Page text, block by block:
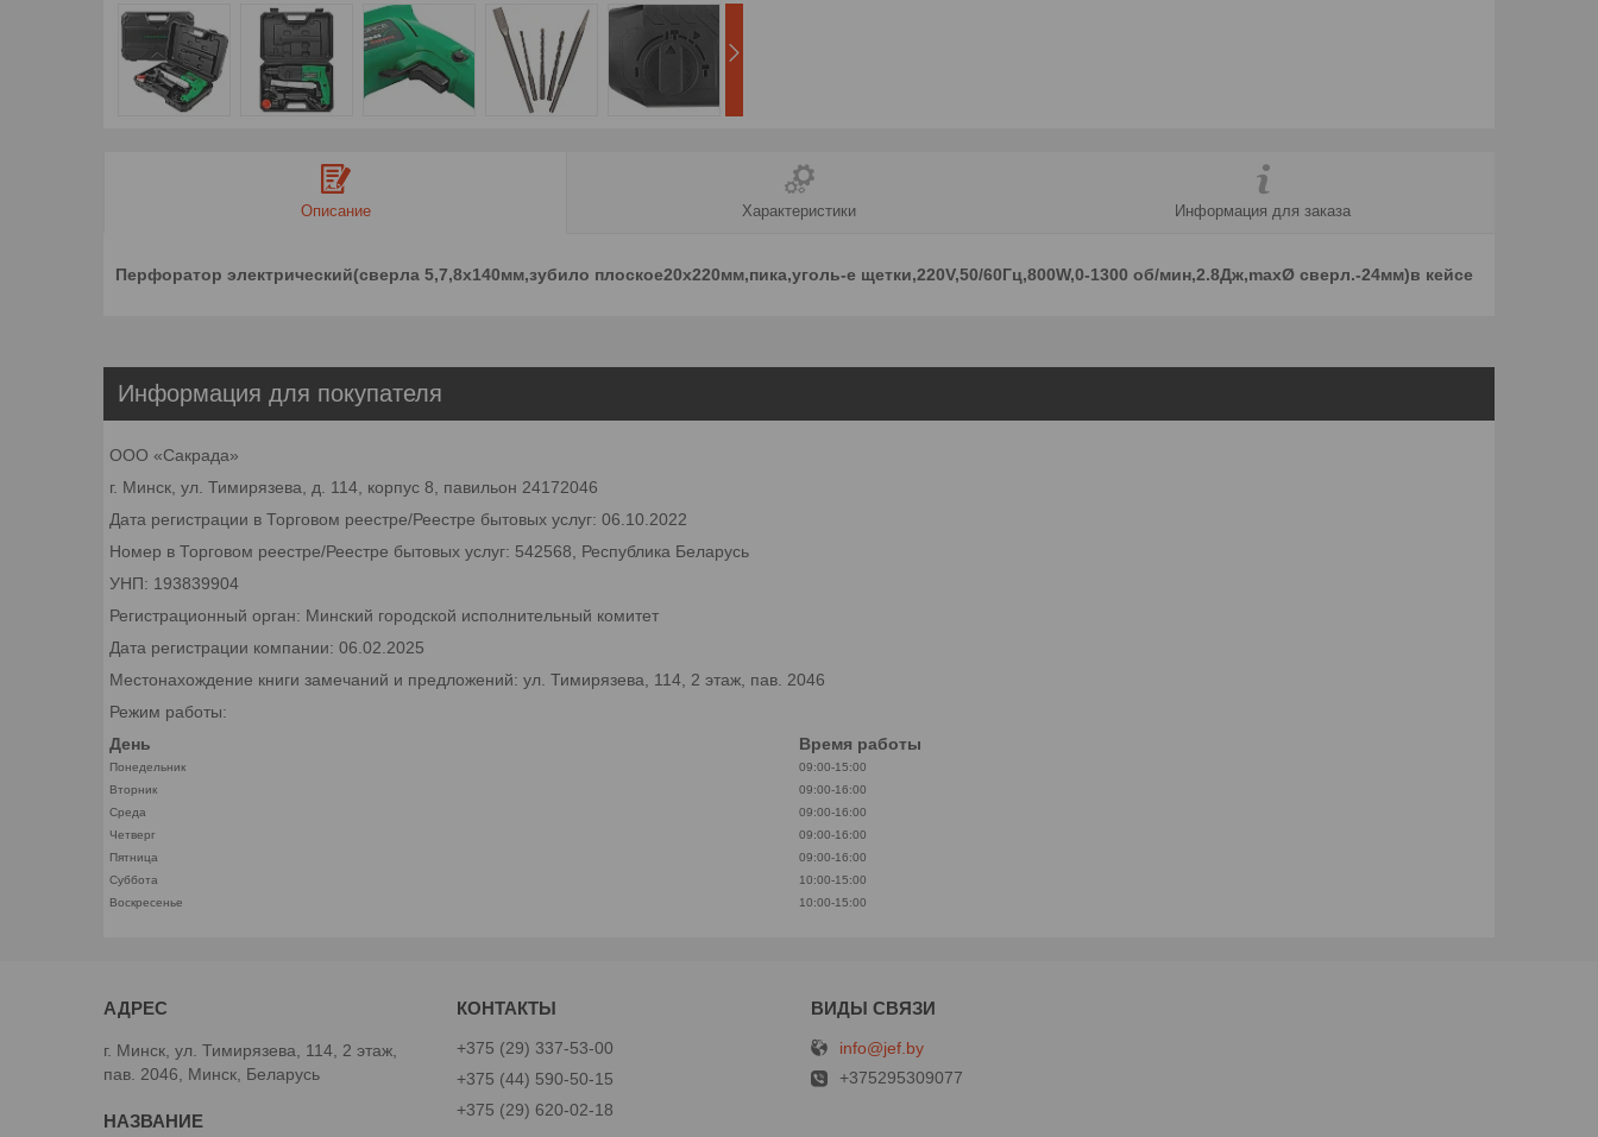
Описание Характеристики Информация для заказа
Перфоратор электрический(сверла 5,7,8х140мм,зубило плоское20х220мм,пика,уголь-е щетки,220V,50/60Гц,800W,0-1300 об/мин,2.8Дж,maxØ сверл.-24мм)в кейсе
Информация для покупателя
ООО «Сакрада»
г. Минск, ул. Тимирязева, д. 114, корпус 8, павильон 24172046
Дата регистрации в Торговом реестре/Реестре бытовых услуг: 06.10.2022
Номер в Торговом реестре/Реестре бытовых услуг: 542568, Республика Беларусь
УНП: 193839904
Регистрационный орган: Минский городской исполнительный комитет
Дата регистрации компании: 06.02.2025
Местонахождение книги замечаний и предложений: ул. Тимирязева, 114, 2 этаж, пав. 2046
Режим работы:
День
Время работы
Понедельник
09:00-15:00
Вторник
09:00-16:00
Среда
09:00-16:00
Четверг
09:00-16:00
Пятница
09:00-16:00
Суббота
10:00-15:00
Воскресенье
10:00-15:00
г. Минск, ул. Тимирязева, 114, 2 этаж,
пав. 2046, Минск, Беларусь
+375 (29) 337-53-00
+375 (44) 590-50-15
+375 (29) 620-02-18
info@jef.by
+375295309077